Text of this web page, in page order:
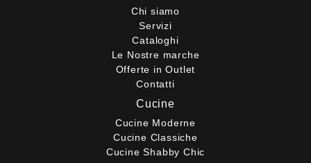
Chi siamo
Servizi
Cataloghi
Le Nostre marche
Offerte in Outlet
Contatti
Cucine
Cucine Moderne
Cucine Classiche
Cucine Shabby Chic